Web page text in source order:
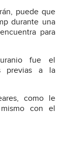
puede que
durante una
para
fue el
previas a la
como le
con el